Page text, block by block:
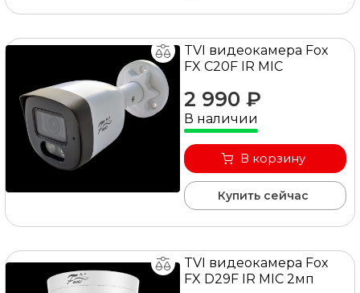
TVI видеокамера Fox
FX C20F IR MIC
2 990 ₽
В наличии
В корзину
Купить сейчас
TVI видеокамера Fox
FX D29F IR MIC 2мп